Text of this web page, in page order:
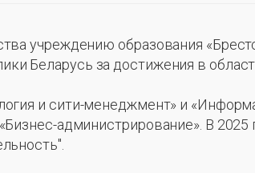
учреждению образования
Беларусь за достижения в
и сити-менеджмент» и
администрирование». В